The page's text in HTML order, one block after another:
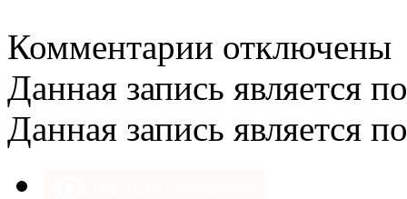
Комментарии записи
отключены
Данная запись является
Данная запись является